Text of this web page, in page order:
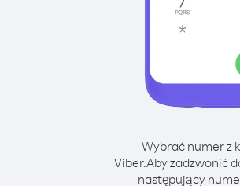
Wybrać numer z
Viber.Aby zadzwonić
następujący